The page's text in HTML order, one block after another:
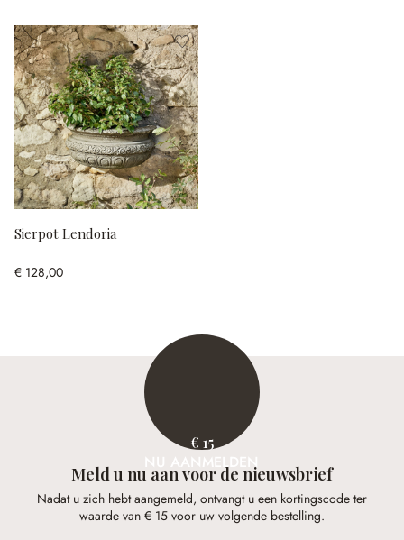
Sierpot Lendoria
€ 128,00
€ 15
NU AANMELDEN
Meld u nu aan voor de nieuwsbrief
Nadat u zich hebt aangemeld, ontvangt u een kortingscode ter
waarde van € 15 voor uw volgende bestelling.